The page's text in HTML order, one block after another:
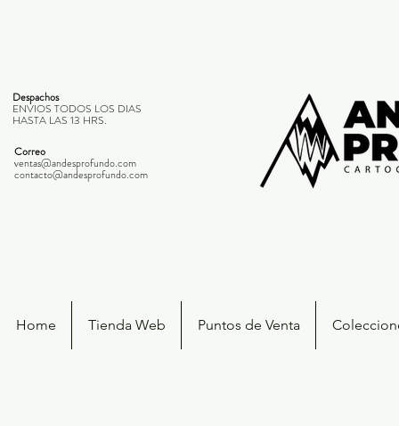
Despachos
ENVIOS TODOS LOS DIAS
HASTA LAS 13 HRS.
Correo
ventas@andesprofundo.com
contacto@andesprofundo.com
Home Tienda Web Puntos de Venta